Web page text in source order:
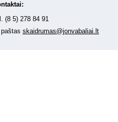
(8 5) 278 84 91
paštas skaidrumas@jonvabaliai.lt